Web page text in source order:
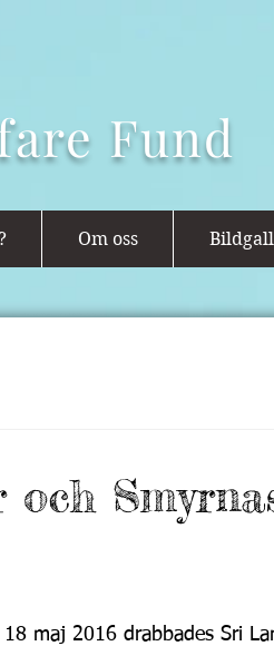
Fund
Om oss
och
18 maj 2016 drabbades Sri